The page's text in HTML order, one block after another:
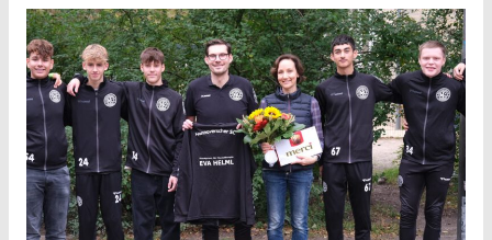
–
Spielbericht:
Hannoverscher
SC
II
–
SG
VfL